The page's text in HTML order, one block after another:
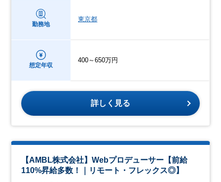
勤務地
東京都
想定年収
400～650万円
詳しく見る
【AMBL株式会社】Webプロデューサー【前給
110%昇給多数！｜リモート・フレックス◎】